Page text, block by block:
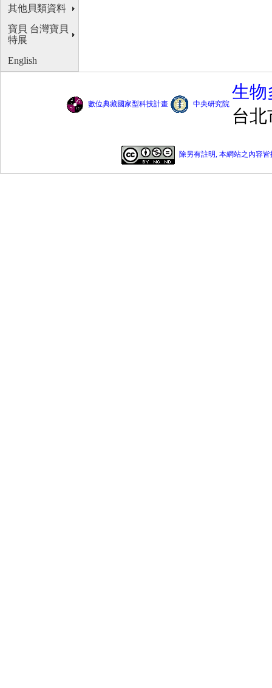
其他貝類資料
寶貝 台灣寶貝
特展
English
數位典藏國家型科技計畫 中央研究院
生物
台北
除另有註明, 本網站之內容